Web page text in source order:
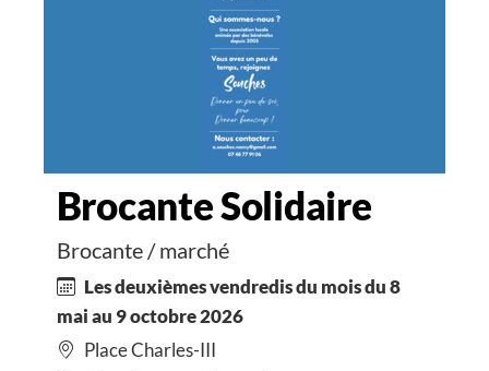
Brocante Solidaire
Brocante / marché
Les deuxièmes vendredis du mois du 8
mai au 9 octobre 2026
Place Charles-III